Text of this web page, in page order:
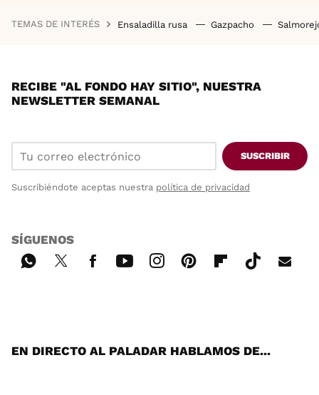
TEMAS DE INTERÉS Ensaladilla rusa Gazpacho
RECIBE "AL FONDO HAY SITIO", NUESTRA
NEWSLETTER SEMANAL
SUSCRIBIR
Suscribiéndote aceptas nuestra política de privacidad
SÍGUENOS
EN DIRECTO AL PALADAR HABLAMOS DE...